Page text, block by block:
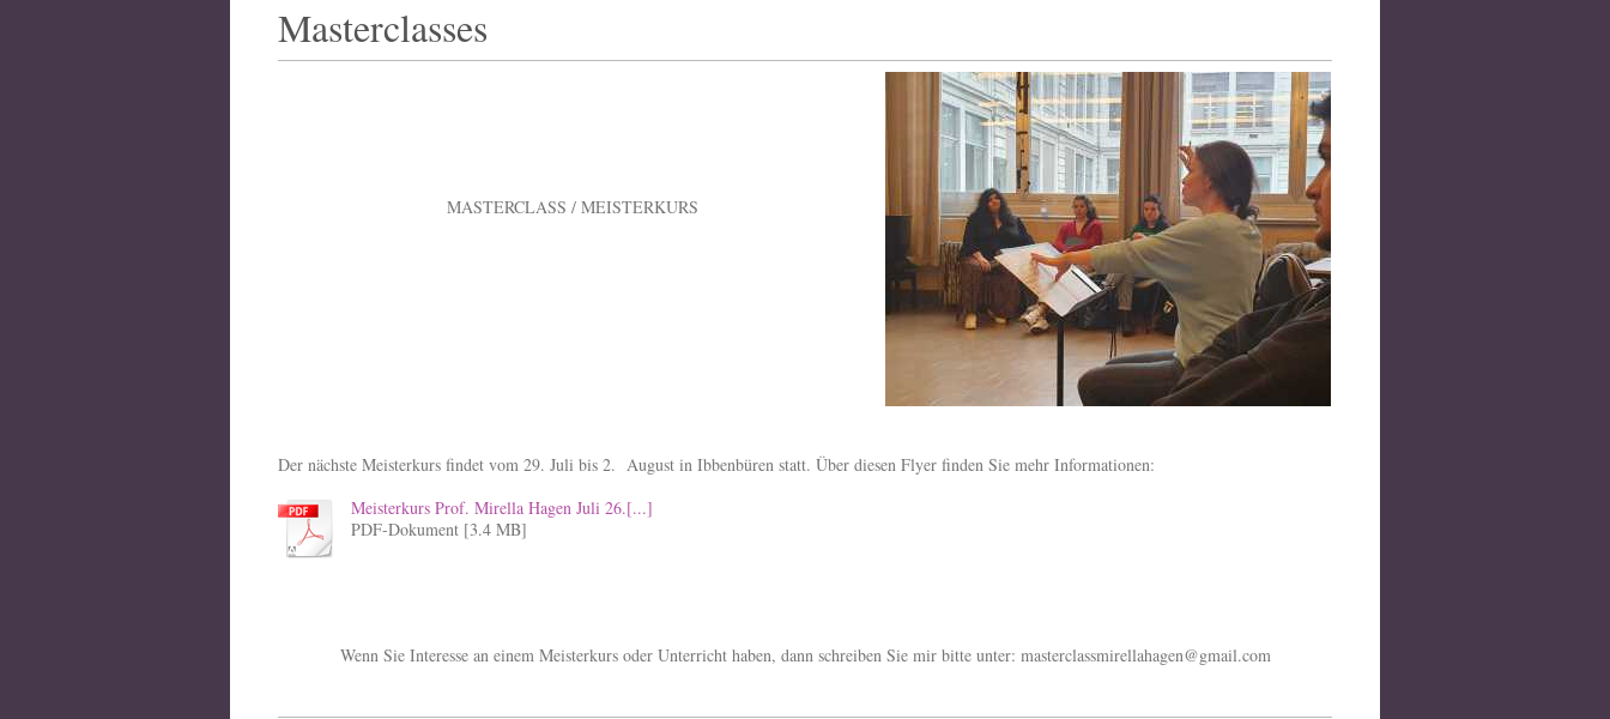
Masterclasses
MASTERCLASS / MEISTERKURS
Der nächste Meisterkurs findet vom 29. Juli bis 2. August in Ibbenbüren statt. Über diesen Flyer finden Sie mehr Informationen:
Meisterkurs Prof. Mirella Hagen Juli 26.[...]
PDF-Dokument [3.4 MB]
Wenn Sie Interesse an einem Meisterkurs oder Unterricht haben, dann schreiben Sie mir bitte unter: masterclassmirellahagen@gmail.com